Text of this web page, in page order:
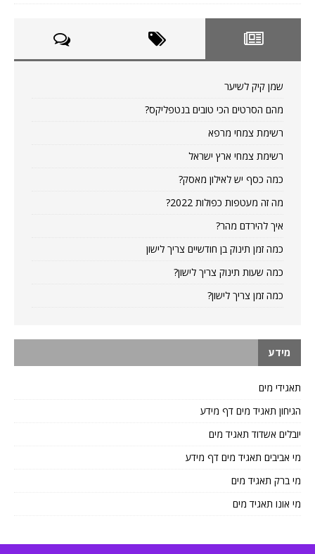
שמן קיק לשיער
מהם הסרטים הכי טובים בנטפליקס?
רשימת צמחי מרפא
רשימת צמחי ארץ ישראל
כמה כסף יש לאילון מאסק?
מה זה מעטפות כפולות 2022?
איך להירדם מהר?
כמה זמן תינוק בן חודשיים צריך לישון
כמה שעות תינוק צריך לישון?
כמה זמן צריך לישון?
מידע
תאגידי מים
הגיחון תאגיד מים דף מידע
יובלים אשדוד תאגיד מים
מי אביבים תאגיד מים דף מידע
מי ברק תאגיד מים
מי אונו תאגיד מים